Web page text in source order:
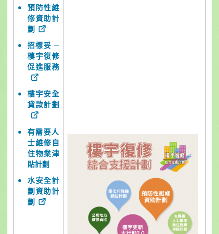
預防性維
修資助計
劃
招標妥 ─
樓宇復修
促進服務
樓宇安全
貸款計劃
有需要人
士維修自
住物業津
貼計劃
水安全計
劃資助計
劃